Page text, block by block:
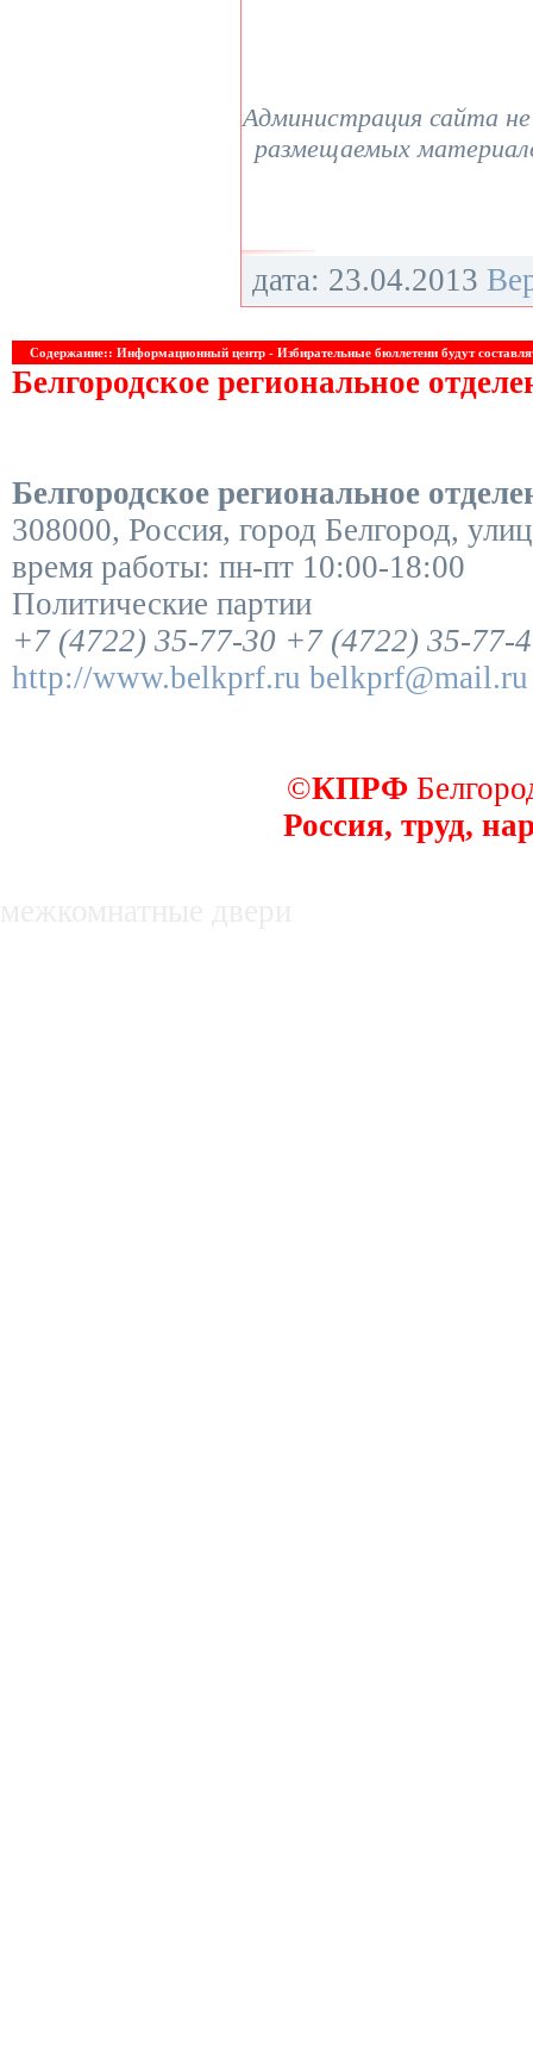
Администрация сайта
размещаемых
дата: 23.04.2013
Содержание:: Информационный центр - Избирательные бюллетени будут
Белгородское региональное
Белгородское региональное
308000, Россия, город Белгород,
время работы: пн-пт 10:00-18:00
Политические партии
+7 (4722) 35-77-30 +7 (4722) 35-77-
http://www.belkprf.ru belkprf@mail.ru
©КПРФ
Россия, труд,